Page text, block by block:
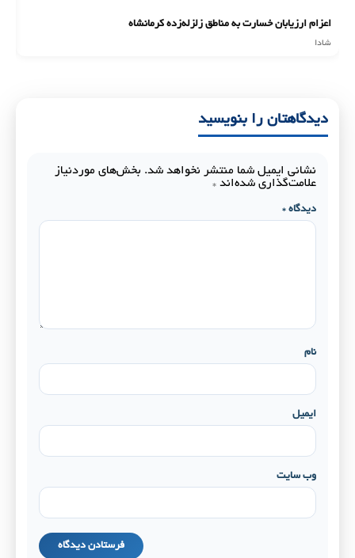
اعزام ارزیابان خسارت به مناطق زلزله‌زده کرمانشاه
شادا
دیدگاهتان را بنویسید
نشانی ایمیل شما منتشر نخواهد شد. بخش‌های موردنیاز
علامت‌گذاری شده‌اند *
دیدگاه *
نام
ایمیل
وب‌ سایت